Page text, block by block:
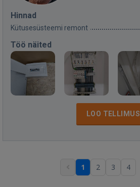
Hinnad
Kütusesüsteemi remont
Töö näited
LOO TELLIMUS
1 2 3 4